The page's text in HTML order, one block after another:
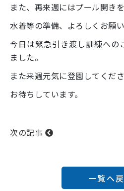
また、再来週にはプール開き
水着等の準備、よろしくお願
今日は緊急引き渡し訓練への
ました。
また来週元気に登園してくだ
お待ちしています。
次の記事
一覧へ